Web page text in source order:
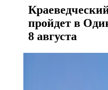
пройдет в
8 августа